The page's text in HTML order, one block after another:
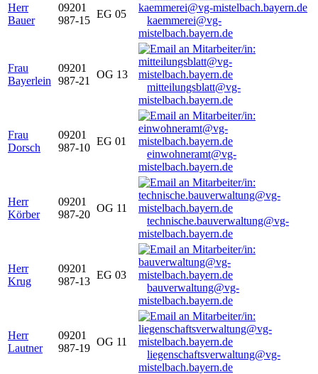
Herr
Bauer
09201
987-15
EG 05
kaemmerei@vg-
mistelbach.bayern.de
Frau
Bayerlein
09201
987-21
OG 13
mitteilungsblatt@vg-
mistelbach.bayern.de
Frau
Dorsch
09201
987-10
EG 01
einwohneramt@vg-
mistelbach.bayern.de
Herr
Körber
09201
987-20
OG 11
technische.bauverwaltung@vg-
mistelbach.bayern.de
Herr
Krug
09201
987-13
EG 03
bauverwaltung@vg-
mistelbach.bayern.de
Herr
Lautner
09201
987-19
OG 11
liegenschaftsverwaltung@vg-
mistelbach.bayern.de